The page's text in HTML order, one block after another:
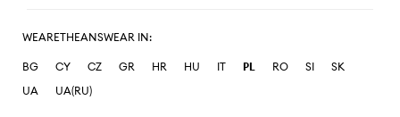
WEARETHEANSWEAR IN:
BG CY CZ GR HR HU IT PL RO SI
SK
UA
UA(RU)